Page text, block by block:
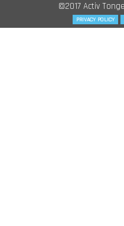
©2017 Activ
PRIVACY POLICY